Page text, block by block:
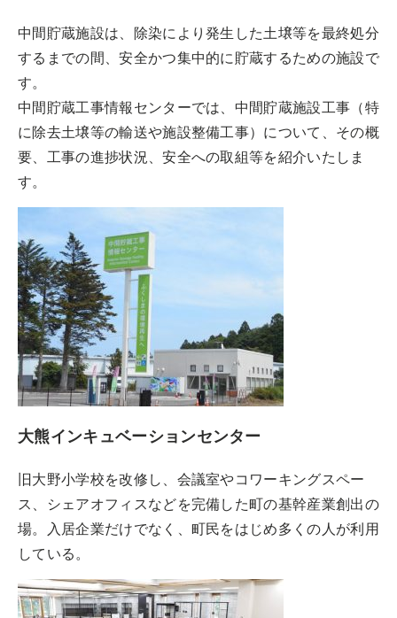
中間貯蔵施設は、除染により発生した土壌等を最終処分
するまでの間、安全かつ集中的に貯蔵するための施設で
す。
中間貯蔵工事情報センターでは、中間貯蔵施設工事（特
に除去土壌等の輸送や施設整備工事）について、その概
要、工事の進捗状況、安全への取組等を紹介いたしま
す。
大熊インキュベーションセンター
旧大野小学校を改修し、会議室やコワーキングスペー
ス、シェアオフィスなどを完備した町の基幹産業創出の
場。入居企業だけでなく、町民をはじめ多くの人が利用
している。